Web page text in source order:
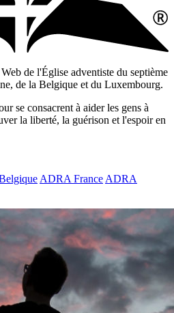
de l'Église adventiste du septième
de la Belgique et du Luxembourg.
se consacrent à aider les gens à
la liberté, la guérison et l'espoir en
ADRA France ADRA